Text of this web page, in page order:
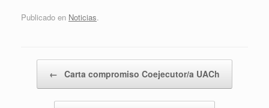
Publicado en Noticias.
← Carta compromiso Coejecutor/a UACh